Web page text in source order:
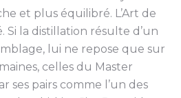
et plus équilibré. L’Art de
Si la distillation résulte d’un
lui ne repose que sur
celles du Master
ses pairs comme l’un des